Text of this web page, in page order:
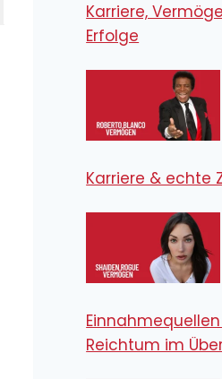
Karriere,
Erfolge
Karriere & echte
Reichtum im